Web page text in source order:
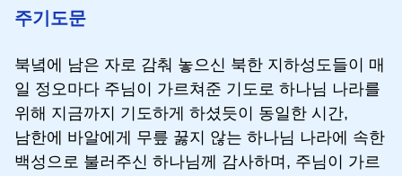
주기도문
북녘에 남은 자로 감춰 놓으신 북한 지하성도들이 매
일 정오마다 주님이 가르쳐준 기도로 하나님 나라를
위해 지금까지 기도하게 하셨듯이 동일한 시간,
남한에 바알에게 무릎 꿇지 않는 하나님 나라에 속한
백성으로 불러주신 하나님께 감사하며, 주님이 가르